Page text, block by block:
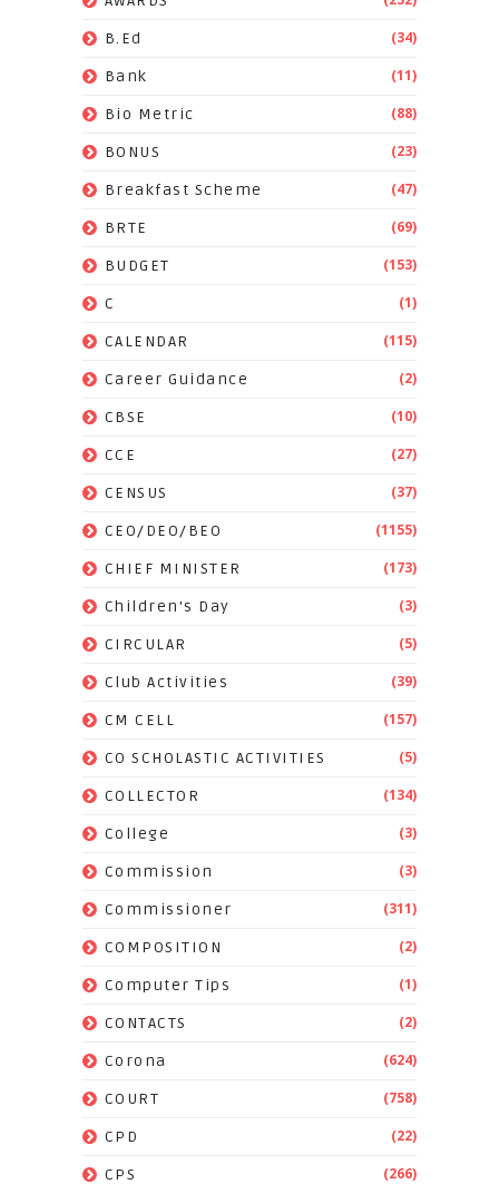
B.Ed (34)
Bank (11)
Bio Metric (88)
BONUS (23)
Breakfast Scheme (47)
BRTE (69)
BUDGET (153)
C (1)
CALENDAR (115)
Career Guidance (2)
CBSE (10)
CCE (27)
CENSUS (37)
CEO/DEO/BEO (1155)
CHIEF MINISTER (173)
Children's Day (3)
CIRCULAR (5)
Club Activities (39)
CM CELL (157)
CO SCHOLASTIC ACTIVITIES (5)
COLLECTOR (134)
College (3)
Commission (3)
Commissioner (311)
COMPOSITION (2)
Computer Tips (1)
CONTACTS (2)
Corona (624)
COURT (758)
CPD (22)
CPS (266)